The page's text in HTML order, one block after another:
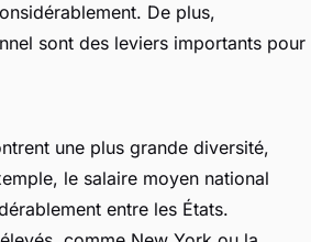
De plus,
sont des leviers importants pour
une plus grande diversité,
le salaire moyen national
entre les États.